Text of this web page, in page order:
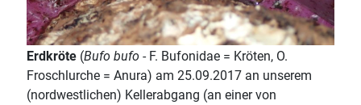
Erdkröte (Bufo bufo - F. Bufonidae = Kröten, O.
Froschlurche = Anura) am 25.09.2017 an unserem
(nordwestlichen) Kellerabgang (an einer von